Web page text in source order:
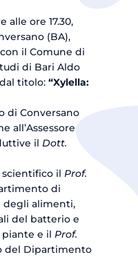
alle ore 17.30,
(BA),
il Comune di
di Bari Aldo
titolo: “Xylella:
di Conversano
all’Assessore
il Dott.
il Prof.
di
degli alimenti,
del batterio e
piante e il Prof.
del Dipartimento